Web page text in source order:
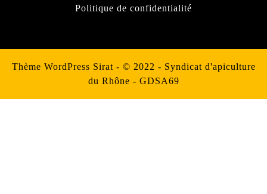
Politique de confidentialité
Thème WordPress Sirat - © 2022 - Syndicat d'apiculture
du Rhône - GDSA69